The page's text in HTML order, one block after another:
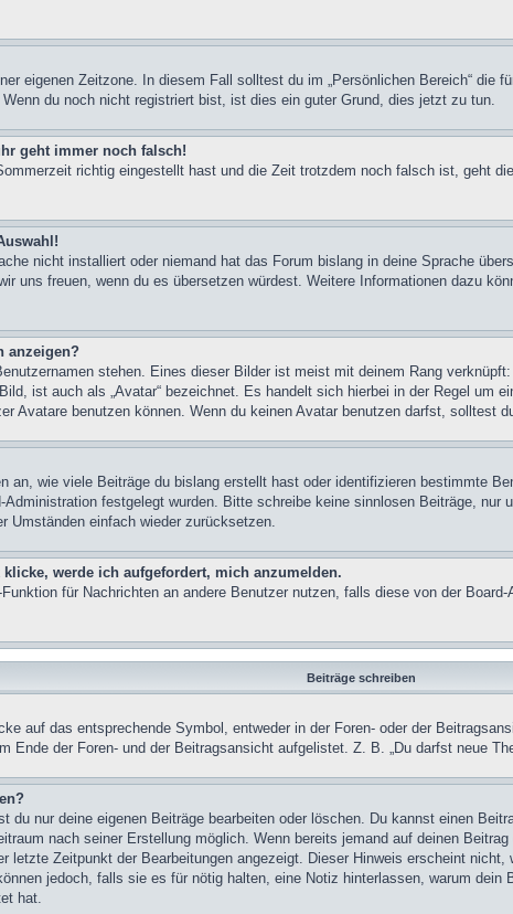
eigenen Zeitzone. In diesem Fall solltest du im „Persönlichen Bereich“
du noch nicht registriert bist, ist dies ein guter Grund, dies jetzt zu tun.
geht immer noch falsch!
richtig eingestellt hast und die Zeit trotzdem noch falsch ist, geht
nicht installiert oder niemand hat das Forum bislang in deine Sprache
uns freuen, wenn du es übersetzen würdest. Weitere Informationen dazu
anzeigen?
stehen. Eines dieser Bilder ist meist mit deinem Rang
ist auch als „Avatar“ bezeichnet. Es handelt sich hierbei in der Regel
Avatare benutzen können. Wenn du keinen Avatar benutzen darfst, solltest
an, wie viele Beiträge du bislang erstellt hast oder identifizieren bestimmte
festgelegt wurden. Bitte schreibe keine sinnlosen Beiträge,
Umständen einfach wieder zurücksetzen.
werde ich aufgefordert, mich anzumelden.
für Nachrichten an andere Benutzer nutzen, falls diese von der
Beiträge schreiben
auf das entsprechende Symbol, entweder in der Foren- oder der
der Foren- und der Beitragsansicht aufgelistet. Z. B. „Du darfst neue
nur deine eigenen Beiträge bearbeiten oder löschen. Du kannst einen
nach seiner Erstellung möglich. Wenn bereits jemand auf deinen
letzte Zeitpunkt der Bearbeitungen angezeigt. Dieser Hinweis erscheint
jedoch, falls sie es für nötig halten, eine Notiz hinterlassen, warum
hat.